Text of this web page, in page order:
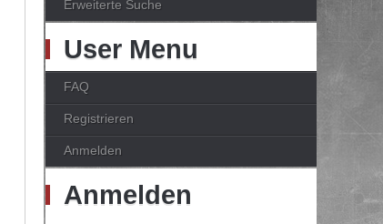
Erweiterte Suche
User Menu
FAQ
Registrieren
Anmelden
Anmelden